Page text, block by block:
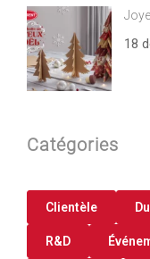
18
Catégories
Clientèle
R&D